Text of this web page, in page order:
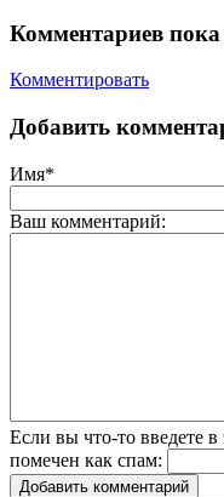
Комментариев пока
Комментировать
Добавить
Имя*
Ваш комментарий:
Если вы что-то введете
помечен как спам:
Добавить комментарий